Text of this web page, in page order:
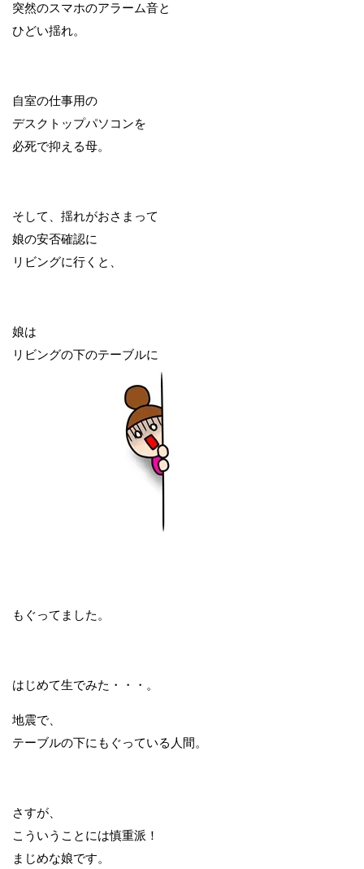
突然のスマホのアラーム音と
ひどい揺れ。
自室の仕事用の
デスクトップパソコンを
必死で抑える母。
そして、揺れがおさまって
娘の安否確認に
リビングに行くと、
娘は
リビングの下のテーブルに
もぐってました。
はじめて生でみた・・・。
地震で、
テーブルの下にもぐっている人間。
さすが、
こういうことには慎重派！
まじめな娘です。